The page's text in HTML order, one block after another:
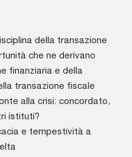
della transazione
che ne derivano
finanziaria e della
transazione fiscale
alla crisi: concordato,
istituti?
e tempestività a